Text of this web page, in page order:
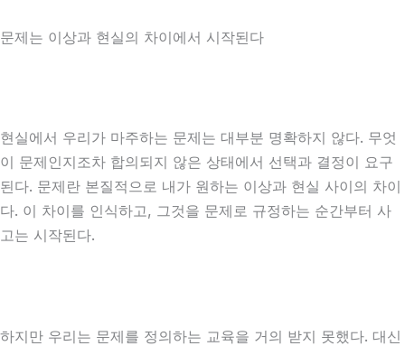
문제는 이상과 현실의 차이에서 시작된다
현실에서 우리가 마주하는 문제는 대부분 명확하지 않다. 무엇
이 문제인지조차 합의되지 않은 상태에서 선택과 결정이 요구
된다. 문제란 본질적으로 내가 원하는 이상과 현실 사이의 차이
다. 이 차이를 인식하고, 그것을 문제로 규정하는 순간부터 사
고는 시작된다.
하지만 우리는 문제를 정의하는 교육을 거의 받지 못했다. 대신